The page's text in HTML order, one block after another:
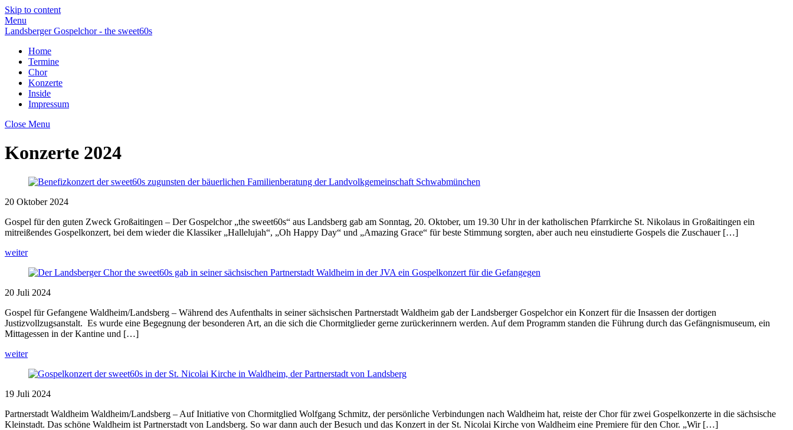
Skip to content
Menu
Landsberger Gospelchor - the sweet60s
Home
Termine
Chor
Konzerte
Inside
Impressum
Close Menu
Konzerte 2024
20 Oktober 2024
Gospel für den guten Zweck Großaitingen – Der Gospelchor „the sweet60s“ aus Landsberg gab am Sonntag, 20. Oktober, um 19.30 Uhr in der katholischen Pfarrkirche St. Nikolaus in Großaitingen ein
mitreißendes Gospelkonzert, bei dem wieder die Klassiker „Hallelujah“, „Oh Happy Day“ und „Amazing Grace“ für beste Stimmung sorgten, aber auch neu einstudierte Gospels die Zuschauer […]
weiter
20 Juli 2024
Gospel für Gefangene Waldheim/Landsberg – Während des Aufenthalts in seiner sächsischen Partnerstadt Waldheim gab der Landsberger Gospelchor ein Konzert für die Insassen der dortigen
Justizvollzugsanstalt. Es wurde eine Begegnung der besonderen Art, an die sich die Chormitglieder gerne zurückerinnern werden. Auf dem Programm standen die Führung durch das Gefängnismuseum, ein
Mittagessen in der Kantine und […]
weiter
19 Juli 2024
Partnerstadt Waldheim Waldheim/Landsberg – Auf Initiative von Chormitglied Wolfgang Schmitz, der persönliche Verbindungen nach Waldheim hat, reiste der Chor für zwei Gospelkonzerte in die sächsische
Kleinstadt. Das schöne Waldheim ist Partnerstadt von Landsberg. So war dann auch der Besuch und das Konzert in der St. Nicolai Kirche von Waldheim eine Premiere für den Chor. „Wir […]